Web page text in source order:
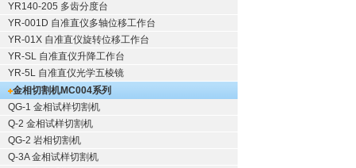
YR140-205 多齿分度台
YR-001D 自准直仪多轴位移工作台
YR-01X 自准直仪旋转位移工作台
YR-SL 自准直仪升降工作台
YR-5L 自准直仪光学五棱镜
金相切割机MC004系列
QG-1 金相试样切割机
Q-2 金相试样切割机
QG-2 岩相切割机
Q-3A 金相试样切割机